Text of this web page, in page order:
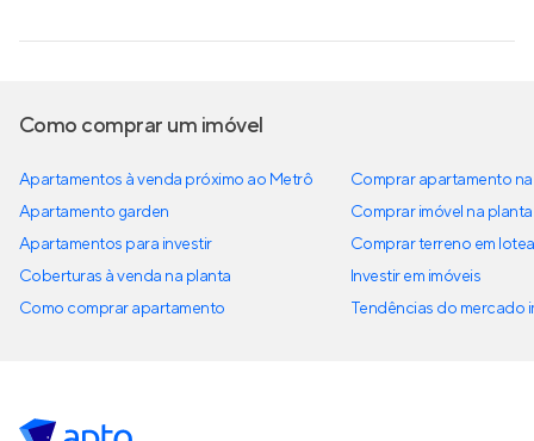
Como comprar um imóvel
Apartamentos à venda próximo ao Metrô
Apartamento garden
Apartamentos para investir
Coberturas à venda na planta
Como comprar apartamento
Comprar apartamento
Comprar imóvel na planta
Comprar terreno em
Investir em imóveis
Tendências do mercado